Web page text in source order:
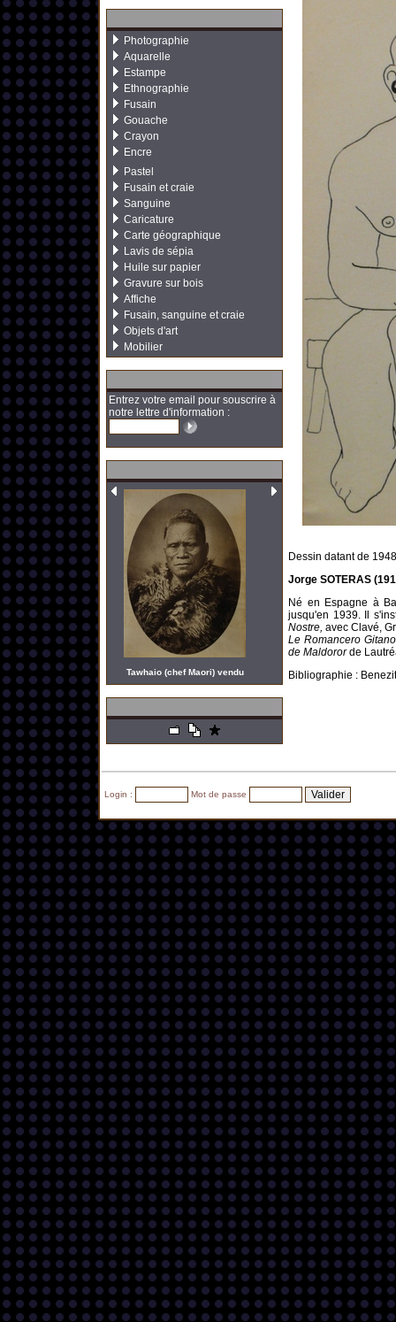
Photographie
Aquarelle
Estampe
Ethnographie
Fusain
Gouache
Crayon
Encre
Pastel
Fusain et craie
Sanguine
Caricature
Carte géographique
Lavis de sépia
Huile sur papier
Gravure sur bois
Affiche
Fusain, sanguine et craie
Objets d'art
Mobilier
Entrez votre email pour souscrire à
notre lettre d'information :
Tawhaio (chef Maori) vendu
Dessin datant de
Jorge SOTERAS
Né en Espagne à
jusqu'en 1939. Il
Nostre, avec Clavé,
Le Romancero Gitano
de Maldororde
Bibliographie :
Login : Mot de passe